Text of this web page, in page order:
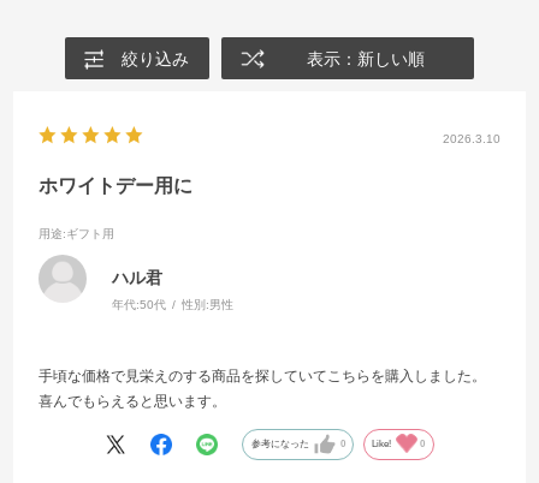
絞り込み 表示：新しい順
2026.3.10
ホワイトデー用に
用途:ギフト用
ハル君
年代:50代 性別:男性
手頃な価格で見栄えのする商品を探していてこちらを購入しました。
喜んでもらえると思います。
参考になった 0 Like! 0